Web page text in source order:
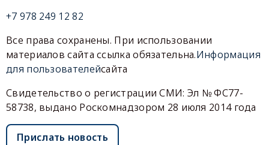
+7 978 249 12 82
Все права сохранены. При использовании
материалов сайта ссылка обязательна.Информация
для пользователейсайта
Свидетельство о регистрации СМИ: Эл № ФС77-
58738, выдано Роскомнадзором 28 июля 2014 года
Прислать новость